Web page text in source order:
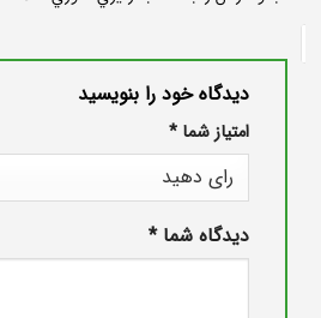
دیدگاه خود را بنویسید
امتیاز شما*
دیدگاه شما*